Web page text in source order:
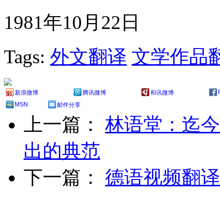
1981年10月22日
Tags: 外文翻译 文学作品
新浪微博 腾讯微博 和讯微博
MSN
邮件分享
上一篇： 林语堂：迄
出的典范
下一篇： 德语视频翻